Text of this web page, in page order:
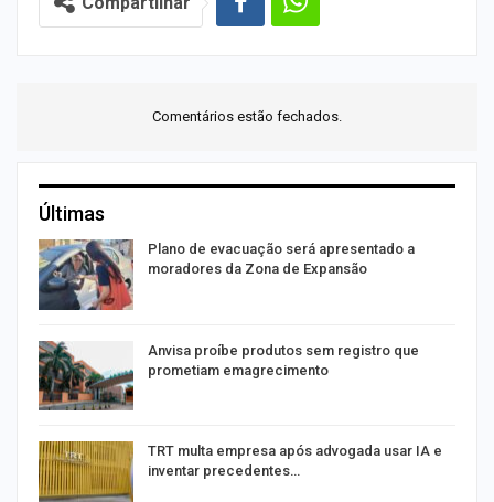
Comentários estão fechados.
Últimas
Plano de evacuação será apresentado a
moradores da Zona de Expansão
Anvisa proíbe produtos sem registro que
prometiam emagrecimento
TRT multa empresa após advogada usar IA e
inventar precedentes…